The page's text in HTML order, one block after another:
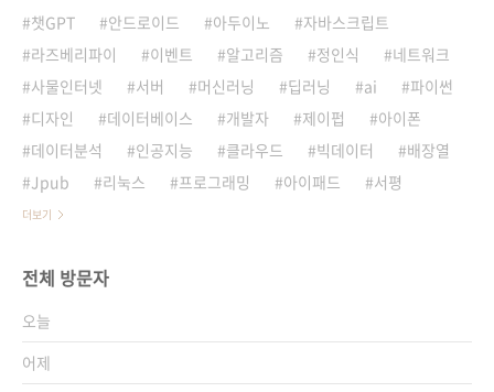
챗GPT 안드로이드 아두이노
자바스크립트
라즈베리파이
이벤트 알고리즘 정인식
네트워크
사물인터넷
서버 머신러닝 딥러닝 ai
파이썬
디자인
데이터베이스 개발자 제이펍
아이폰
데이터분석
인공지능 클라우드 빅데이터
배장열
Jpub
리눅스 프로그래밍 아이패드 서평
더보기
전체 방문자
오늘
어제